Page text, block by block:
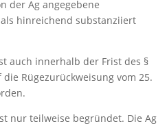
der Ag angegebene
hinreichend substanziiert
auch innerhalb der Frist des §
die Rügezurückweisung vom 25.
nur teilweise begründet. Die Ag